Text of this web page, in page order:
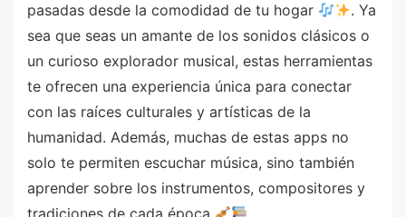
pasadas desde la comodidad de tu hogar
. Ya
sea que seas un amante de los sonidos clásicos o
un curioso explorador musical, estas herramientas
te ofrecen una experiencia única para conectar
con las raíces culturales y artísticas de la
humanidad. Además, muchas de estas apps no
solo te permiten escuchar música, sino también
aprender sobre los instrumentos, compositores y